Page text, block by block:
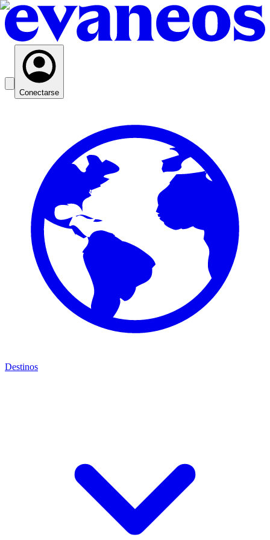
Conectarse
Destinos